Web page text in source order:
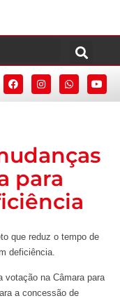
para
que reduz o tempo de
deficiência.
votação na Câmara para
a concessão de